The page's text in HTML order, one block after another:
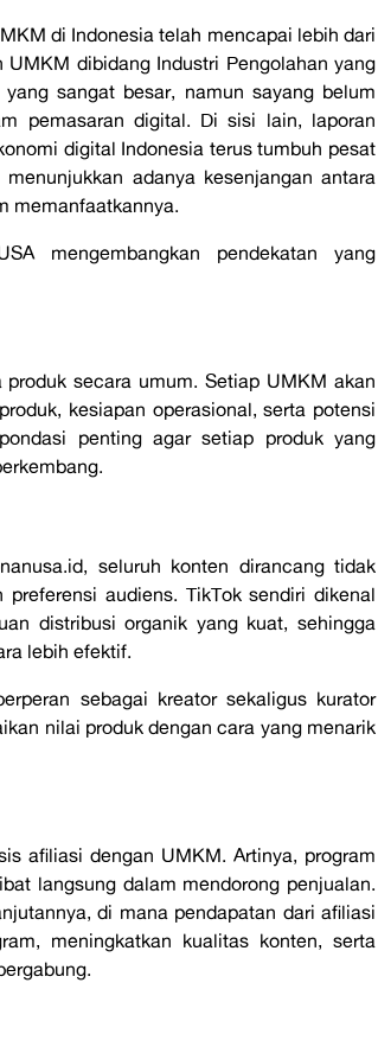
di Indonesia telah mencapai lebih dari
dibidang Industri Pengolahan yang
sangat besar, namun sayang belum
pemasaran digital. Di sisi lain, laporan
digital Indonesia terus tumbuh pesat
adanya kesenjangan antara
memanfaatkannya.
mengembangkan pendekatan yang
secara umum. Setiap UMKM akan
kesiapan operasional, serta potensi
penting agar setiap produk yang
seluruh konten dirancang tidak
audiens. TikTok sendiri dikenal
distribusi organik yang kuat, sehingga
lebih efektif.
sebagai kreator sekaligus kurator
nilai produk dengan cara yang menarik
afiliasi dengan UMKM. Artinya, program
langsung dalam mendorong penjualan.
di mana pendapatan dari afiliasi
meningkatkan kualitas konten, serta